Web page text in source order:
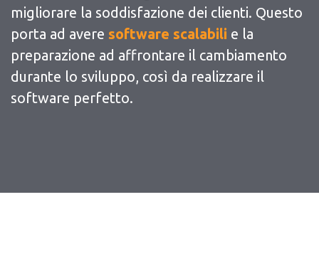
migliorare la soddisfazione dei clienti. Questo
porta ad avere software scalabili e la
preparazione ad affrontare il cambiamento
durante lo sviluppo, così da realizzare il
software perfetto.